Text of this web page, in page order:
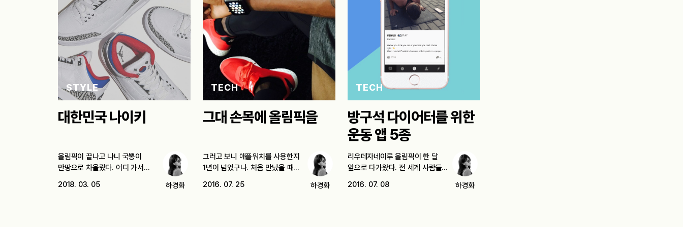
STYLE
대한민국 나이키
올림픽이 끝나고 나니 국뽕이
만땅으로 차올랐다. 어디 가서
2018. 03. 05 하경화
TECH
그대 손목에 올림픽을
그러고 보니 애플워치를 사용한지
1년이 넘었구나. 처음 만났을 때의
2016. 07. 25 하경화
TECH
방구석 다이어터를 위한
운동 앱 5종
리우데자네이루 올림픽이 한 달
앞으로 다가왔다. 전 세계 사람들이
2016. 07. 08 하경화